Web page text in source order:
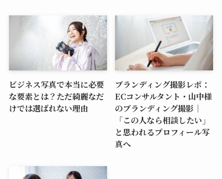
ビジネス写真で本当に必要
な要素とは？ただ綺麗なだ
けでは選ばれない理由
ブランディング撮影レポ：
ECコンサルタント・山中様
のブランディング撮影｜
「この人なら相談したい」
と思われるプロフィール写
真へ